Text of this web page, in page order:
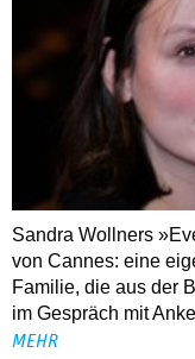
Sandra Wollners
von Cannes: eine
Familie, die aus der
im Gespräch mit
MEHR